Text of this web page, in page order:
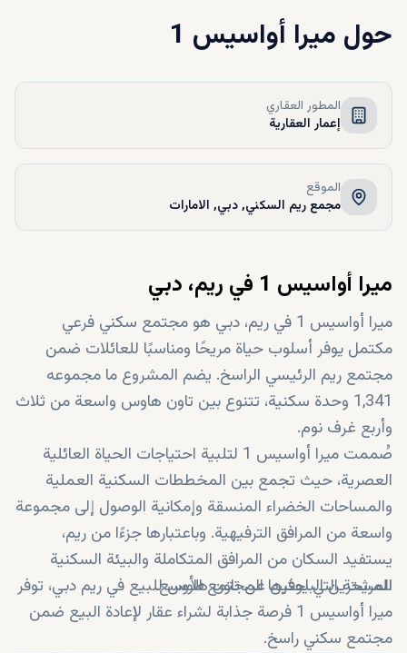
حول ميرا أواسيس 1
المطور العقاري
إعمار العقارية
الموقع
مجمع ريم السكني, دبي, الامارات
ميرا أواسيس 1 في ريم، دبي
ميرا أواسيس 1 في ريم، دبي هو مجتمع سكني فرعي
مكتمل يوفر أسلوب حياة مريحًا ومناسبًا للعائلات ضمن
مجتمع ريم الرئيسي الراسخ. يضم المشروع ما مجموعه
1,341 وحدة سكنية، تتنوع بين تاون هاوس واسعة من ثلاث
وأربع غرف نوم.
صُممت ميرا أواسيس 1 لتلبية احتياجات الحياة العائلية
العصرية، حيث تجمع بين المخططات السكنية العملية
والمساحات الخضراء المنسقة وإمكانية الوصول إلى مجموعة
واسعة من المرافق الترفيهية. وباعتبارها جزءًا من ريم،
يستفيد السكان من المرافق المتكاملة والبيئة السكنية
المريحة التي يوفرها المجتمع الأوسع.
للمشترين الباحثين عن تاون هاوس للبيع في ريم دبي، توفر
ميرا أواسيس 1 فرصة جذابة لشراء عقار لإعادة البيع ضمن
مجتمع سكني راسخ.